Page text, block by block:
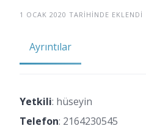
1 OCAK 2020 TARIHINDE EKLENDI
Ayrıntılar
Yetkili: hüseyin
Telefon: 2164230545